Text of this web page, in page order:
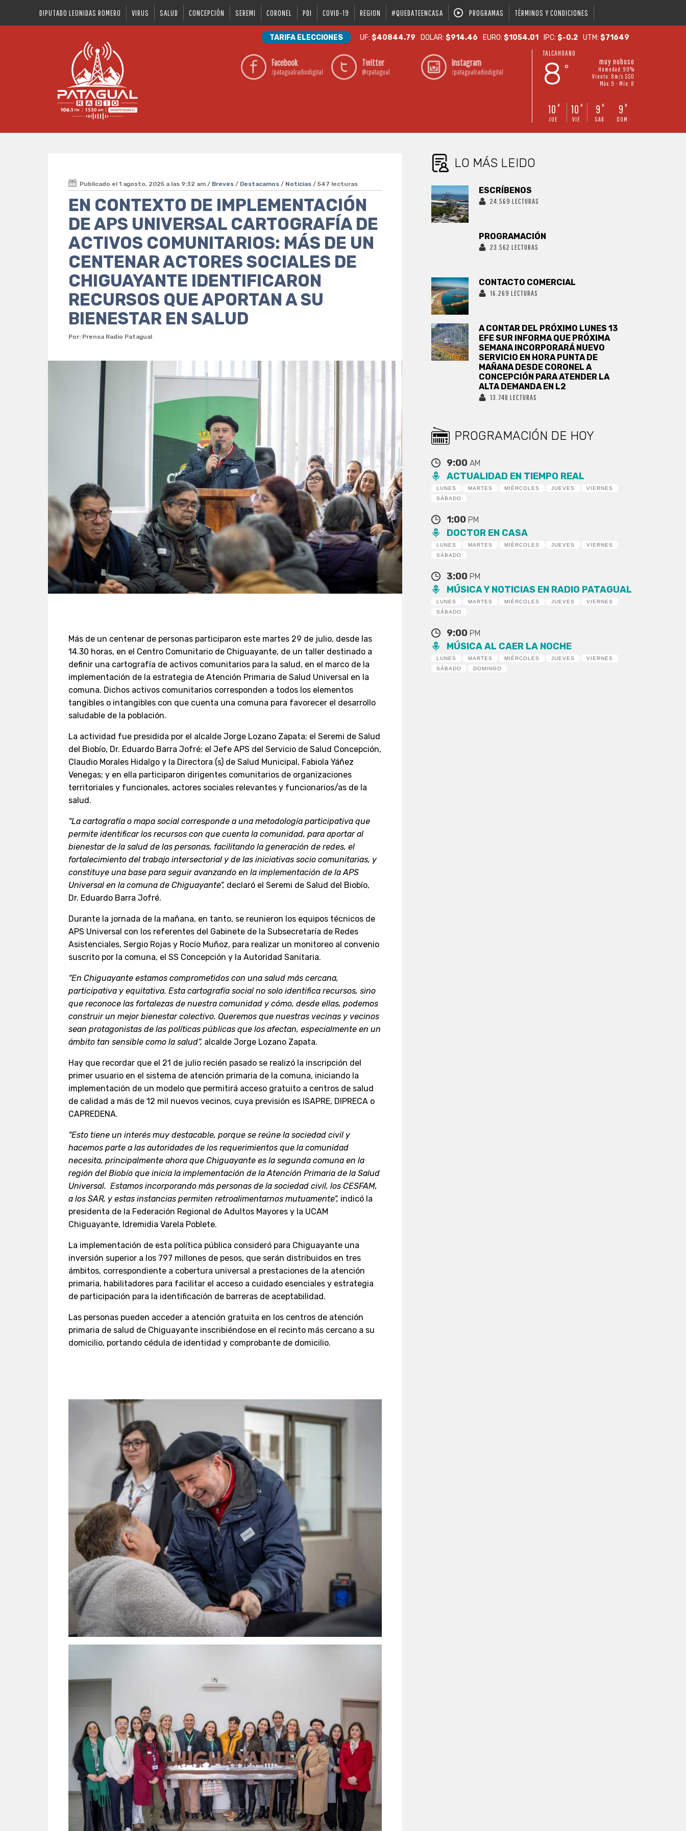
DIPUTADO LEONIDAS ROMERO VIRUS SALUD CONCEPCIÓN SEREMI CORONEL PDI COVID-19 REGION #QUEDATEENCASA PROGRAMAS TÉRMINOS Y CONDICIONES
TARIFA ELECCIONES UF:$40844.79 DOLAR:$914.46 EURO:$1054.01 IPC:$-0.2 UTM:$71649
Facebook
/patagualradiodigital
Twitter
@rpatagual
Instagram
/patagualradiodigital
TALCAHUANO
8 °
muy nuboso
Humedad: 90%
Viento: 8m/s SSO
Máx: 9 • Mín: 8
10 °
JUE
10 °
VIE
9 °
SAB
9 °
DOM
Publicado el 1 agosto, 2025 a las 9:32 am / Breves / Destacamos / Noticias / 547 lecturas
EN CONTEXTO DE IMPLEMENTACIÓN
DE APS UNIVERSAL CARTOGRAFÍA DE
ACTIVOS COMUNITARIOS: MÁS DE UN
CENTENAR ACTORES SOCIALES DE
CHIGUAYANTE IDENTIFICARON
RECURSOS QUE APORTAN A SU
BIENESTAR EN SALUD
Por: Prensa Radio Patagual
Más de un centenar de personas participaron este martes 29 de julio, desde las
14.30 horas, en el Centro Comunitario de Chiguayante, de un taller destinado a
definir una cartografía de activos comunitarios para la salud, en el marco de la
implementación de la estrategia de Atención Primaria de Salud Universal en la
comuna. Dichos activos comunitarios corresponden a todos los elementos
tangibles o intangibles con que cuenta una comuna para favorecer el desarrollo
saludable de la población.
La actividad fue presidida por el alcalde Jorge Lozano Zapata; el Seremi de Salud
del Biobío, Dr. Eduardo Barra Jofré; el Jefe APS del Servicio de Salud Concepción,
Claudio Morales Hidalgo y la Directora (s) de Salud Municipal, Fabiola Yáñez
Venegas; y en ella participaron dirigentes comunitarios de organizaciones
territoriales y funcionales, actores sociales relevantes y funcionarios/as de la
salud.
“La cartografía o mapa social corresponde a una metodología participativa que
permite identificar los recursos con que cuenta la comunidad, para aportar al
bienestar de la salud de las personas, facilitando la generación de redes, el
fortalecimiento del trabajo intersectorial y de las iniciativas socio comunitarias, y
constituye una base para seguir avanzando en la implementación de la APS
Universal en la comuna de Chiguayante”, declaró el Seremi de Salud del Biobío,
Dr. Eduardo Barra Jofré.
Durante la jornada de la mañana, en tanto, se reunieron los equipos técnicos de
APS Universal con los referentes del Gabinete de la Subsecretaría de Redes
Asistenciales, Sergio Rojas y Rocío Muñoz, para realizar un monitoreo al convenio
suscrito por la comuna, el SS Concepción y la Autoridad Sanitaria.
“En Chiguayante estamos comprometidos con una salud más cercana,
participativa y equitativa. Esta cartografía social no solo identifica recursos, sino
que reconoce las fortalezas de nuestra comunidad y cómo, desde ellas, podemos
construir un mejor bienestar colectivo. Queremos que nuestras vecinas y vecinos
sean protagonistas de las políticas públicas que los afectan, especialmente en un
ámbito tan sensible como la salud”, alcalde Jorge Lozano Zapata.
Hay que recordar que el 21 de julio recién pasado se realizó la inscripción del
primer usuario en el sistema de atención primaria de la comuna, iniciando la
implementación de un modelo que permitirá acceso gratuito a centros de salud
de calidad a más de 12 mil nuevos vecinos, cuya previsión es ISAPRE, DIPRECA o
CAPREDENA.
“Esto tiene un interés muy destacable, porque se reúne la sociedad civil y
hacemos parte a las autoridades de los requerimientos que la comunidad
necesita, principalmente ahora que Chiguayante es la segunda comuna en la
región del Biobío que inicia la implementación de la Atención Primaria de la Salud
Universal. Estamos incorporando más personas de la sociedad civil, los CESFAM,
a los SAR, y estas instancias permiten retroalimentarnos mutuamente”, indicó la
presidenta de la Federación Regional de Adultos Mayores y la UCAM
Chiguayante, Idremidia Varela Poblete.
La implementación de esta política pública consideró para Chiguayante una
inversión superior a los 797 millones de pesos, que serán distribuidos en tres
ámbitos, correspondiente a cobertura universal a prestaciones de la atención
primaria, habilitadores para facilitar el acceso a cuidado esenciales y estrategia
de participación para la identificación de barreras de aceptabilidad.
Las personas pueden acceder a atención gratuita en los centros de atención
primaria de salud de Chiguayante inscribiéndose en el recinto más cercano a su
domicilio, portando cédula de identidad y comprobante de domicilio.
LO MÁS LEIDO
ESCRÍBENOS
24.569 LECTURAS
PROGRAMACIÓN
23.562 LECTURAS
CONTACTO COMERCIAL
16.269 LECTURAS
A CONTAR DEL PRÓXIMO LUNES 13
EFE SUR INFORMA QUE PRÓXIMA
SEMANA INCORPORARÁ NUEVO
SERVICIO EN HORA PUNTA DE
MAÑANA DESDE CORONEL A
CONCEPCIÓN PARA ATENDER LA
ALTA DEMANDA EN L2
13.748 LECTURAS
PROGRAMACIÓN DE HOY
9:00AM
ACTUALIDAD EN TIEMPO REAL
LUNES MARTES MIÉRCOLES JUEVES
VIERNES
SÁBADO
1:00 PM
DOCTOR EN CASA
LUNES MARTES MIÉRCOLES JUEVES
VIERNES
SÁBADO
3:00 PM
MÚSICA Y NOTICIAS EN RADIO PATAGUAL
LUNES MARTES MIÉRCOLES JUEVES
VIERNES
SÁBADO
9:00 PM
MÚSICA AL CAER LA NOCHE
LUNES MARTES MIÉRCOLES JUEVES
VIERNES
SÁBADO
DOMINGO